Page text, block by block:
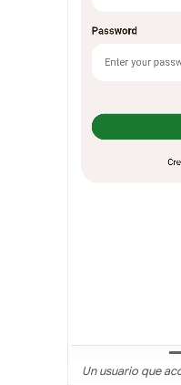
Un usuario que